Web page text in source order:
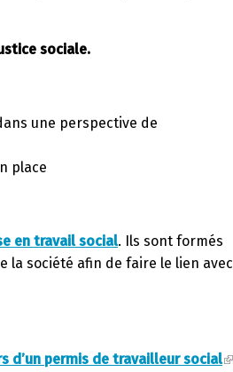
sociale.
une perspective de
place
en travail social. Ils sont formés
la société afin de faire le lien avec
d’un permis de travailleur social